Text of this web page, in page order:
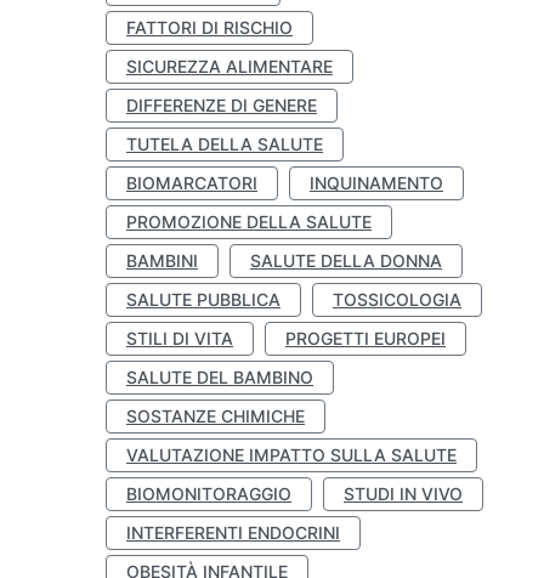
FATTORI DI RISCHIO
SICUREZZA ALIMENTARE
DIFFERENZE DI GENERE
TUTELA DELLA SALUTE
BIOMARCATORI
INQUINAMENTO
PROMOZIONE DELLA SALUTE
BAMBINI
SALUTE DELLA DONNA
SALUTE PUBBLICA
TOSSICOLOGIA
STILI DI VITA
PROGETTI EUROPEI
SALUTE DEL BAMBINO
SOSTANZE CHIMICHE
VALUTAZIONE IMPATTO SULLA SALUTE
BIOMONITORAGGIO
STUDI IN VIVO
INTERFERENTI ENDOCRINI
OBESITÀ INFANTILE